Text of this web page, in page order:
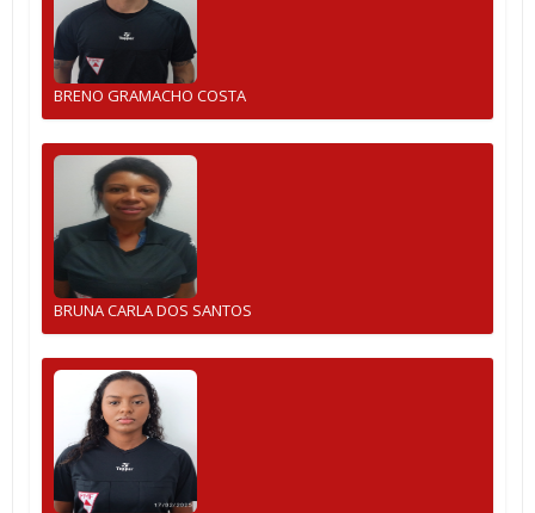
BRENO GRAMACHO COSTA
BRUNA CARLA DOS SANTOS